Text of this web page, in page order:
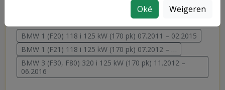
Oké Weigeren
Snel naar uitvoeringen
BMW 1 (F20) 118 i 125 kW (170 pk) 07.2011 – 02.2015
BMW 1 (F21) 118 i 125 kW (170 pk) 07.2012 – …
BMW 3 (F30, F80) 320 i 125 kW (170 pk) 11.2012 –
06.2016